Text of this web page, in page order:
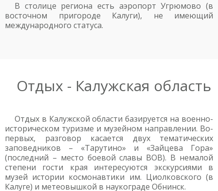
В столице региона есть аэропорт Угрюмово (в
восточном пригороде Калуги), не имеющий
международного статуса.
Отдых - Калужская область
Отдых в Калужской области базируется на военно-
историческом туризме и музейном направлении. Во-
первых, разговор касается двух тематических
заповедников – «Тарутино» и «Зайцева Гора»
(последний – место боевой славы ВОВ). В немалой
степени гости края интересуются экскурсиями в
музей истории космонавтики им. Циолковского (в
Калуге) и метеовышкой в наукограде Обнинск.